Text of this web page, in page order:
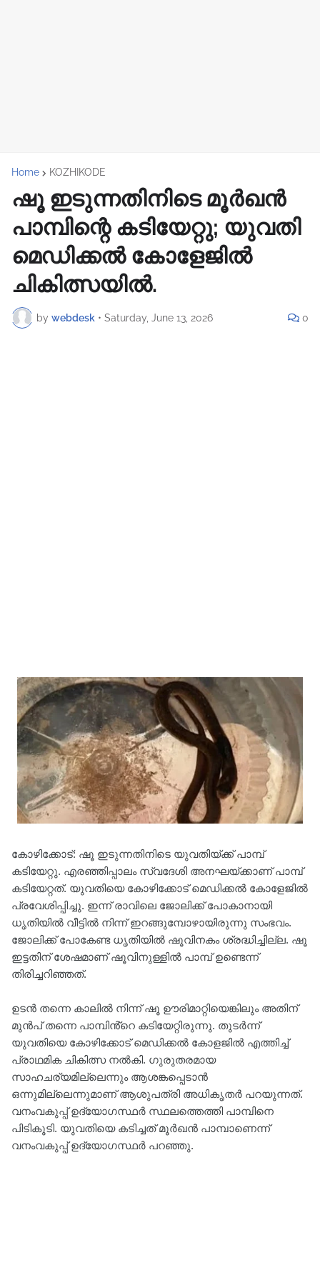
Home KOZHIKODE
ഷൂ ഇടുന്നതിനിടെ മൂര്‍ഖന്‍
പാമ്പിന്റെ കടിയേറ്റു; യുവതി
മെഡിക്കല്‍ കോളേജിൽ
ചികിത്സയിൽ.
by webdesk • Saturday, June 13, 2026 0
കോഴിക്കോട്: ഷൂ ഇടുന്നതിനിടെ യുവതിയ്ക്ക് പാമ്പ്
കടിയേറ്റു. എരഞ്ഞിപ്പാലം സ്വദേശി അനഘയ്ക്കാണ് പാമ്പ്
കടിയേറ്റത്. യുവതിയെ കോഴിക്കോട് മെഡിക്കല്‍ കോളേജിൽ
പ്രവേശിപ്പിച്ചു. ഇന്ന് രാവിലെ ജോലിക്ക് പോകാനായി
ധൃതിയില്‍ വീട്ടില്‍ നിന്ന് ഇറങ്ങുമ്പോഴായിരുന്നു സംഭവം.
ജോലിക്ക് പോകേണ്ട ധൃതിയില്‍ ഷൂവിനകം ശ്രദ്ധിച്ചില്ല. ഷൂ
ഇട്ടതിന് ശേഷമാണ് ഷൂവിനുള്ളില്‍ പാമ്പ് ഉണ്ടെന്ന്
തിരിച്ചറിഞ്ഞത്.
ഉടന്‍ തന്നെ കാലില്‍ നിന്ന് ഷൂ ഊരിമാറ്റിയെങ്കിലും അതിന്
മുന്‍പ് തന്നെ പാമ്പിൻ്റെ കടിയേറ്റിരുന്നു. തുടർന്ന്
യുവതിയെ കോഴിക്കോട് മെഡിക്കല്‍ കോളജില്‍ എത്തിച്ച്
പ്രാഥമിക ചികിത്സ നല്‍കി. ഗുരുതരമായ
സാഹചര്യമില്ലെന്നും ആശങ്കപ്പെടാന്‍
ഒന്നുമില്ലെന്നുമാണ് ആശുപത്രി അധികൃതര്‍ പറയുന്നത്.
വനംവകുപ്പ് ഉദ്യോഗസ്ഥര്‍ സ്ഥലത്തെത്തി പാമ്പിനെ
പിടികൂടി. യുവതിയെ കടിച്ചത് മൂര്‍ഖന്‍ പാമ്പാണെന്ന്
വനംവകുപ്പ് ഉദ്യോഗസ്ഥര്‍ പറഞ്ഞു.